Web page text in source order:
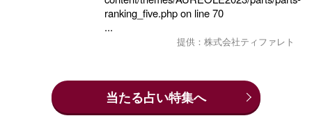
ranking_five.phpon line70
...
提供：株式会社ティファレト
当たる占い特集へ